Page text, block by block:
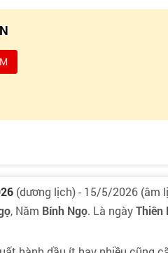
(dương lịch) - 15/5/2026 (âm
, Năm Bính Ngọ. Là ngàyThiên